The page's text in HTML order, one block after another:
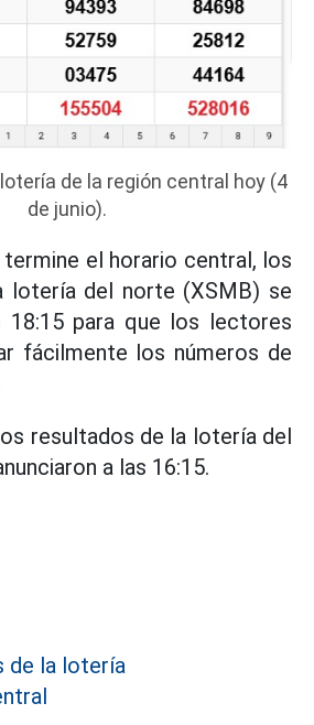
de la región central hoy (4
de junio).
termine el horario central, los
lotería del norte (XSMB) se
18:15 para que los lectores
fácilmente los números de
resultados de la lotería del
a las 16:15.
de la lotería